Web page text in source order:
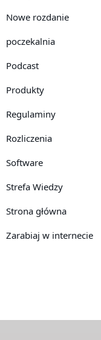
Nowe rozdanie
poczekalnia
Podcast
Produkty
Regulaminy
Rozliczenia
Software
Strefa Wiedzy
Strona główna
Zarabiaj w internecie